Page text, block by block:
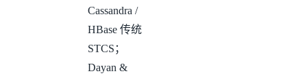
Cassandra /
HBase 传统
STCS；
Dayan &